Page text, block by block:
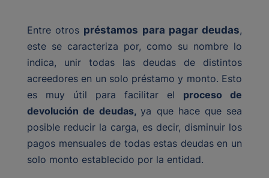
Entre otros préstamos para pagar deudas,
este se caracteriza por, como su nombre lo
indica, unir todas las deudas de distintos
acreedores en un solo préstamo y monto. Esto
es muy útil para facilitar el proceso de
devolución de deudas,ya que hace que sea
posible reducir la carga, es decir, disminuir los
pagos mensuales de todas estas deudas en un
solo monto establecido por la entidad.